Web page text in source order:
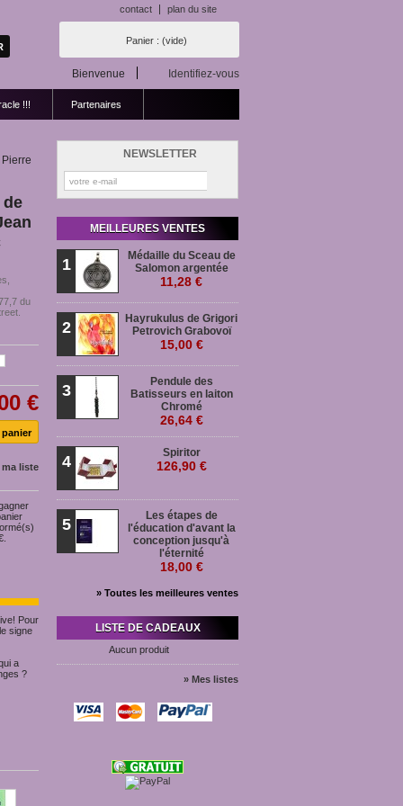
contact plan du site
Panier : (vide)
Bienvenue Identifiez-vous
!!! Partenaires
de
du
€
liste
.
Pour
signe
a
?
NEWSLETTER
MEILLEURES VENTES
1
Médaille du Sceau de
Salomon argentée
11,28 €
2
Hayrukulus de Grigori
Petrovich Grabovoï
15,00 €
3
Pendule des
Batisseurs en laiton
Chromé
26,64 €
4 Spiritor
126,90 €
5
Les étapes de
l'éducation d'avant la
conception jusqu'à
l'éternité
18,00 €
» Toutes les meilleures ventes
LISTE DE CADEAUX
Aucun produit
» Mes listes